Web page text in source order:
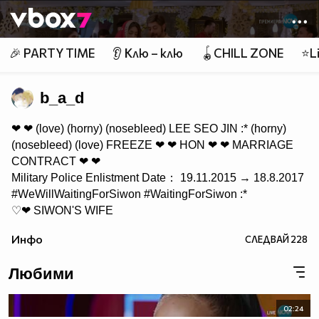
Member of
👾
🎉 PARTY TIME 👂 Клю – клю 🪀CHILL ZONE
b_a_d
❤ ❤ (love) (horny) (nosebleed) LEE SEO JIN :* (horny)
(nosebleed) (love) FREEZE ❤ ❤ HON ❤ ❤ MARRIAGE
CONTRACT ❤ ❤
Military Police Enlistment Date： 19.11.2015 → 18.8.2017
#‎WeWillWaitingForSiwon‬ #‎WaitingForSiwon‬ :*
♡❤ SIWON'S WIFE
FOLLOWED by @siwon407 03/10/13 LOVE! ❤ Special
KPOP! ❤ WONKYU & SIHAE & EUNHAE & SIHYUK &
EUNSIHAE & SIHAEKYU & WONKYUHYUK & MORE
#SJCOUPLES ❤ LOVE ANIME! ❤ ♡ "You don't need to
Инфо СЛЕДВАЙ228
Любими
02:24